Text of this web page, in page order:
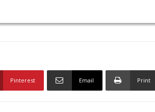
Pinterest Email Print